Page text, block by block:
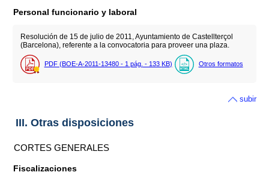
Personal funcionario y laboral
Resolución de 15 de julio de 2011, Ayuntamiento de Castellterçol
(Barcelona), referente a la convocatoria para proveer una plaza.
PDF (BOE-A-2011-13480 - 1 pág. - 133 KB) Otros formatos
subir
III. Otras disposiciones
CORTES GENERALES
Fiscalizaciones